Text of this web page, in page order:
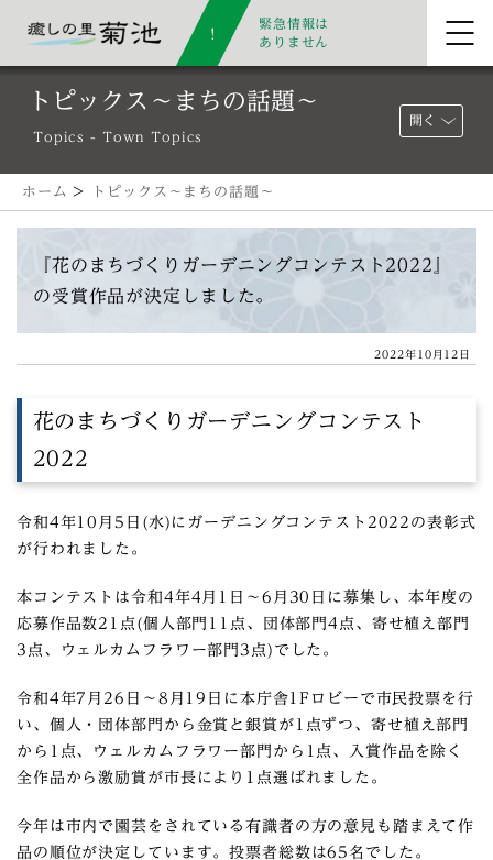
緊急情報は
ありません
トピックス～まちの話題～
Topics - Town Topics
開く
ホーム > トピックス～まちの話題～
『花のまちづくりガーデニングコンテスト2022』
の受賞作品が決定しました。
2022年10月12日
花のまちづくりガーデニングコンテスト
2022
令和4年10月5日(水)にガーデニングコンテスト2022の表彰式
が行われました。
本コンテストは令和4年4月1日～6月30日に募集し、本年度の
応募作品数21点(個人部門11点、団体部門4点、寄せ植え部門
3点、ウェルカムフラワー部門3点)でした。
令和4年7月26日～8月19日に本庁舎1Fロビーで市民投票を行
い、個人・団体部門から金賞と銀賞が1点ずつ、寄せ植え部門
から1点、ウェルカムフラワー部門から1点、入賞作品を除く
全作品から激励賞が市長により1点選ばれました。
今年は市内で園芸をされている有識者の方の意見も踏まえて作
品の順位が決定しています。投票者総数は65名でした。